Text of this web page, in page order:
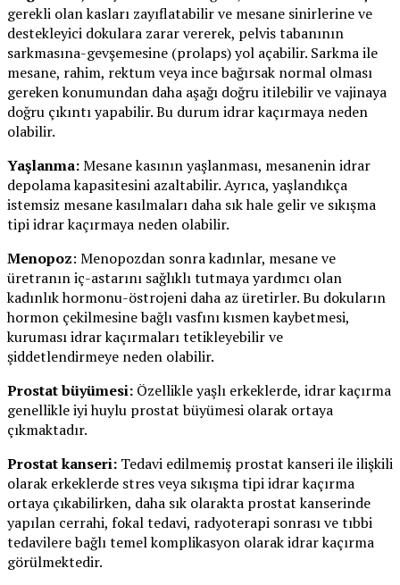
gerekli olan kasları zayıflatabilir ve mesane sinirlerine ve
destekleyici dokulara zarar vererek, pelvis tabanının
sarkmasına-gevşemesine (prolaps) yol açabilir. Sarkma ile
mesane, rahim, rektum veya ince bağırsak normal olması
gereken konumundan daha aşağı doğru itilebilir ve vajinaya
doğru çıkıntı yapabilir. Bu durum idrar kaçırmaya neden
olabilir.
Yaşlanma:Mesane kasının yaşlanması, mesanenin idrar
depolama kapasitesini azaltabilir. Ayrıca, yaşlandıkça
istemsiz mesane kasılmaları daha sık hale gelir ve sıkışma
tipi idrar kaçırmaya neden olabilir.
Menopoz: Menopozdan sonra kadınlar, mesane ve
üretranın iç-astarını sağlıklı tutmaya yardımcı olan
kadınlık hormonu-östrojeni daha az üretirler. Bu dokuların
hormon çekilmesine bağlı vasfını kısmen kaybetmesi,
kuruması idrar kaçırmaları tetikleyebilir ve
şiddetlendirmeye neden olabilir.
Prostat büyümesi: Özellikle yaşlı erkeklerde, idrar kaçırma
genellikle iyi huylu prostat büyümesi olarak ortaya
çıkmaktadır.
Prostat kanseri: Tedavi edilmemiş prostat kanseri ile ilişkili
olarak erkeklerde stres veya sıkışma tipi idrar kaçırma
ortaya çıkabilirken, daha sık olarakta prostat kanserinde
yapılan cerrahi, fokal tedavi, radyoterapi sonrası ve tıbbi
tedavilere bağlı temel komplikasyon olarak idrar kaçırma
görülmektedir.